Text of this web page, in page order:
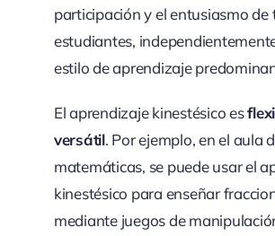
participación y el entusiasmo de
estudiantes,
estilo de aprendizaje
El aprendizaje kinestésico es
versátil. Por ejemplo, en el aula
matemáticas, se puede usar el
kinestésico para enseñar
mediante juegos de